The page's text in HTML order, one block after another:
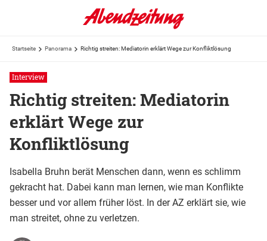
Startseite Panorama Richtig streiten: Mediatorin erklärt Wege zur Konfliktlösung
Interview
Richtig streiten: Mediatorin
erklärt Wege zur
Konfliktlösung
Isabella Bruhn berät Menschen dann, wenn es schlimm
gekracht hat. Dabei kann man lernen, wie man Konflikte
besser und vor allem früher löst. In der AZ erklärt sie, wie
man streitet, ohne zu verletzen.